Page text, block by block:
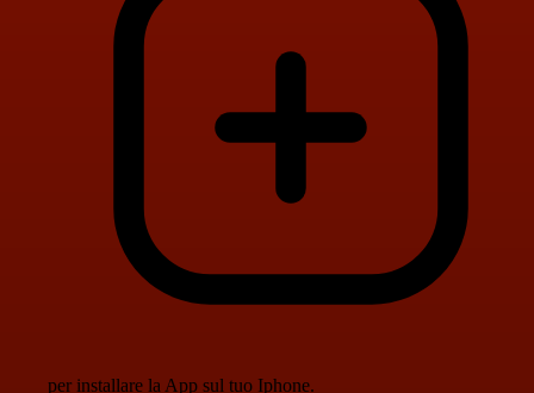
per installare la App sul tuo Iphone.